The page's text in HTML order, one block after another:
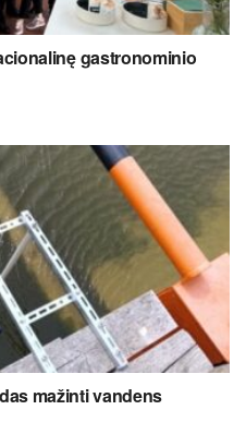
gastronominio
mažinti vandens